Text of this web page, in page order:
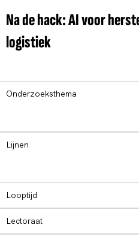
Na de hack: AI voor
logistiek
Onderzoeksthema
Lijnen
Looptijd
Lectoraat